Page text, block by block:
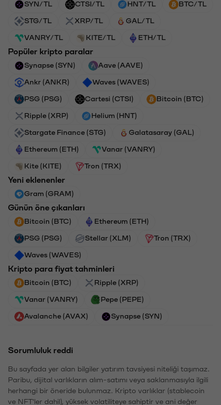
SYN/TL CTSI/TL HNT/TL BTC/TL
STG/TL XRP/TL GAL/TL
VANRY/TL KITE/TL ETH/TL
Popüler kripto paralar
Synapse (SYN) Aave (AAVE)
Ankr (ANKR) Waves (WAVES)
PSG (PSG) Cartesi (CTSI) Bitcoin (BTC)
Ripple (XRP) Helium (HNT)
Stargate Finance (STG) Galatasaray (GAL)
Ethereum (ETH) Vanar (VANRY)
Kite (KITE) Tron (TRX)
Yeni eklenenler
Gram (GRAM)
Günün öne çıkanları
Bitcoin (BTC) Ethereum (ETH)
PSG (PSG) Stellar (XLM) Tron (TRX)
Waves (WAVES)
Kripto para fiyat tahminleri
Bitcoin (BTC) Ripple (XRP)
Vanar (VANRY) Pepe (PEPE)
Avalanche (AVAX) Synapse (SYN)
Sorumluluk reddi
Bu sayfada yer alan bilgiler yatırım tavsiyesi niteliği taşımaz.
Paribu, dijital varlıkların alım-satımı veya saklanmasıyla ilgili
herhangi bir öneride bulunmaz. Kripto varlıklar (stablecoin
ve NFT'ler dahil), yüksek volatiliteye sahiptir ve ani değer